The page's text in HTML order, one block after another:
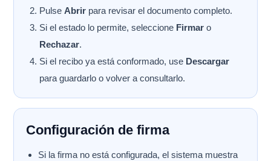
PulseAbrir para revisar el documento completo.
Si el estado lo permite, seleccione Firmar o
Rechazar.
Si el recibo ya está conformado, use Descargar
para guardarlo o volver a consultarlo.
Configuración de firma
Si la firma no está configurada, el sistema muestra